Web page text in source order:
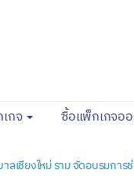
กจ ซื้อแพ็กเกจอ
าลเชียงใหม่ ราม จัดอบรมกา